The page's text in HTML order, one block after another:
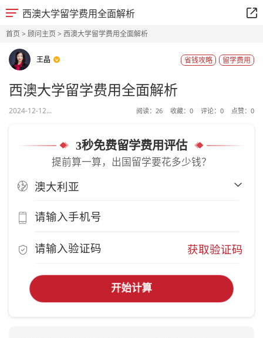
西澳大学留学费用全面解析
首页> 顾问主页> 西澳大学留学费用全面解析
王晶 留学费用
省钱攻略
西澳大学留学费用全面解析
2024-12-12... 阅读： 26 收藏： 0 评论： 0 点赞： 0
3秒免费留学费用评估
提前算一算，出国留学要花多少钱？
获取验证码
开始计算